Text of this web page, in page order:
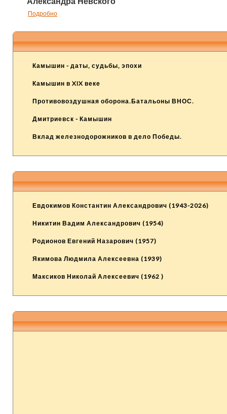
Подробно
Камышин - даты, судьбы, эпохи
Камышин в XIX веке
Противовоздушная оборона.Батальоны ВНОС.
Дмитриевск - Камышин
Вклад железнодорожников в дело Победы.
Евдокимов Константин Александрович (1943-2026)
Никитин Вадим Александрович (1954)
Родионов Евгений Назарович (1957)
Якимова Людмила Алексеевна (1939)
Максиков Николай Алексеевич (1962 )